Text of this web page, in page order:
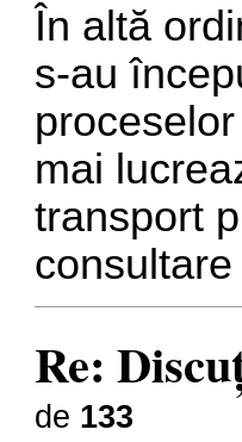
În altă
s-au
mai
transport
Re:
de 133